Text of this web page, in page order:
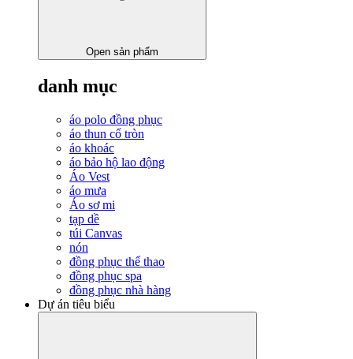
Open sản phẩm
danh mục
áo polo đồng phục
áo thun cổ tròn
áo khoác
áo bảo hộ lao động
Áo Vest
áo mưa
Áo sơ mi
tạp dề
túi Canvas
nón
đồng phục thể thao
đồng phục spa
đồng phục nhà hàng
Dự án tiêu biểu